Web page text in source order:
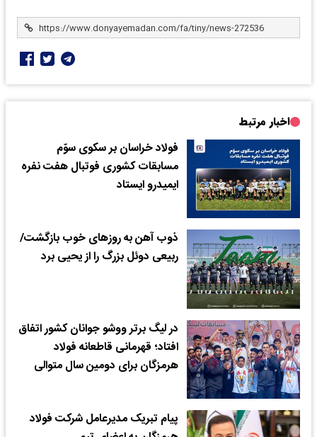
اخبار مرتبط
فولاد خراسان بر سکوی سوّم
مسابقات کشوری فوتبال هفت نفره
ایمیدرو ایستاد
ذوب آهن به روزهای خوب بازگشت/
ربیعی دوئل بزرگ را از یحیی برد
در لیگ برتر ووشو جوانان کشور اتفاق
افتاد؛ قهرمانی قاطعانه فولاد
هرمزگان برای دومین سال متوالی
پیام تبریک مدیرعامل شرکت فولاد